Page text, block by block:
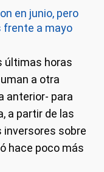
en junio, pero
frente a mayo
últimas horas
a otra
anterior- para
a partir de las
inversores sobre
hace poco más